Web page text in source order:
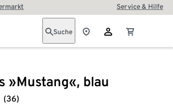
Service & Hilfe
Suche
»Mustang«, blau
(36)